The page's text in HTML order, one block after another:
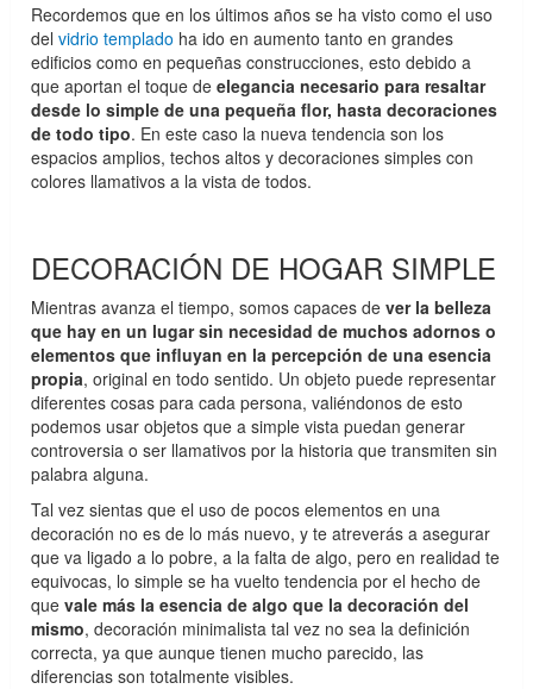
Recordemos que en los últimos años se ha visto como el uso
delvidrio templado ha ido en aumento tanto en grandes
edificios como en pequeñas construcciones, esto debido a
que aportan el toque deelegancia necesario para resaltar
desde lo simple de una pequeña flor, hasta decoraciones
de todo tipo. En este caso la nueva tendencia son los
espacios amplios, techos altos y decoraciones simples con
colores llamativos a la vista de todos.
DECORACIÓN DE HOGAR SIMPLE
Mientras avanza el tiempo, somos capaces dever la belleza
que hay en un lugar sin necesidad de muchos adornos o
elementos que influyan en la percepción de una esencia
propia, original en todo sentido. Un objeto puede representar
diferentes cosas para cada persona, valiéndonos de esto
podemos usar objetos que a simple vista puedan generar
controversia o ser llamativos por la historia que transmiten sin
palabra alguna.
Tal vez sientas que el uso de pocos elementos en una
decoración no es de lo más nuevo, y te atreverás a asegurar
que va ligado a lo pobre, a la falta de algo, pero en realidad te
equivocas, lo simple se ha vuelto tendencia por el hecho de
quevale más la esencia de algo que la decoración del
mismo, decoración minimalista tal vez no sea la definición
correcta, ya que aunque tienen mucho parecido, las
diferencias son totalmente visibles.